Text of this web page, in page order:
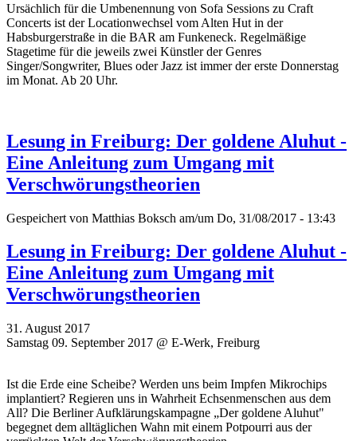
Ursächlich für die Umbenennung von Sofa Sessions zu Craft
Concerts ist der Locationwechsel vom Alten Hut in der
Habsburgerstraße in die BAR am Funkeneck. Regelmäßige
Stagetime für die jeweils zwei Künstler der Genres
Singer/Songwriter, Blues oder Jazz ist immer der erste Donnerstag
im Monat. Ab 20 Uhr.
Lesung in Freiburg: Der goldene Aluhut -
Eine Anleitung zum Umgang mit
Verschwörungstheorien
Gespeichert von Matthias Boksch am/um Do, 31/08/2017 - 13:43
Lesung in Freiburg: Der goldene Aluhut -
Eine Anleitung zum Umgang mit
Verschwörungstheorien
31. August 2017
Samstag 09. September 2017 @ E-Werk, Freiburg
Ist die Erde eine Scheibe? Werden uns beim Impfen Mikrochips
implantiert? Regieren uns in Wahrheit Echsenmenschen aus dem
All? Die Berliner Aufklärungskampagne „Der goldene Aluhut"
begegnet dem alltäglichen Wahn mit einem Potpourri aus der